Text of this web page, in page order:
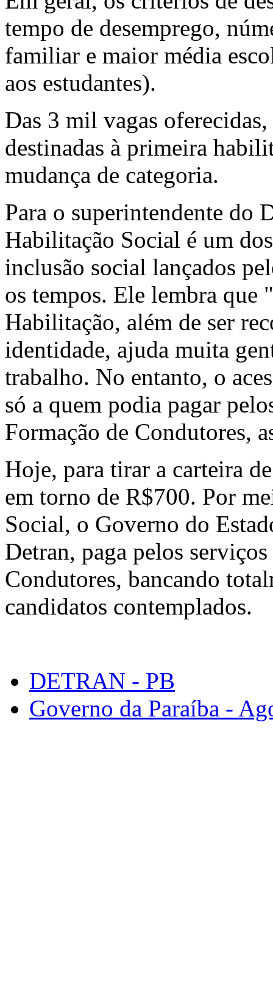
tempo de desemprego,
familiar e maior média
aos estudantes).
Das 3 mil vagas
destinadas à primeira
mudança de categoria.
Para o superintendente do
Habilitação Social é um
inclusão social lançados
os tempos. Ele lembra que
Habilitação, além de ser
identidade, ajuda muita
trabalho. No entanto, o
só a quem podia pagar
Formação de Condutores,
Hoje, para tirar a carteira
em torno de R$700. Por
Social, o Governo do
Detran, paga pelos
Condutores, bancando
candidatos contemplados.
DETRAN - PB
Governo da Paraíba -